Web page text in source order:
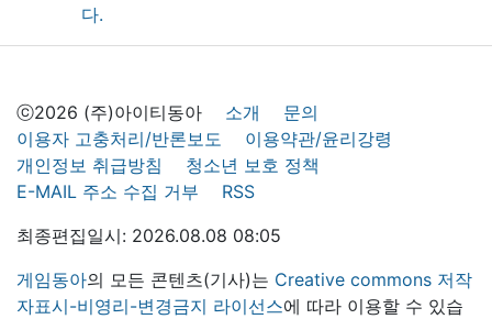
ⓒ2026 (주)아이티동아 소개
문의
이용자 고충처리/반론보도
이용약관/윤리강령
개인정보 취급방침
청소년 보호 정책
E-MAIL 주소 수집 거부
RSS
최종편집일시: 2026.08.08 08:05
게임동아의 모든 콘텐츠(기사)는 Creative commons 저작
자표시-비영리-변경금지 라이선스에 따라 이용할 수 있습